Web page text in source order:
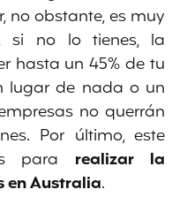
obstante, es muy
si no lo tienes, la
hasta un 45% de tu
lugar de nada o un
no querrán
Por último, este
para realizar la
en Australia.